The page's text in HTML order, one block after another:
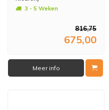
3 - 5 Weken
816,75
675,00
Meer info